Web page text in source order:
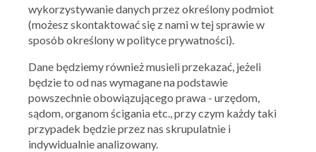
McGregor
Do -50% na wyprzedaży
30.12.2015 - 31.01.2016
Skorzystaj z oferty
wykorzystywanie danych przez określony podmiot
(możesz skontaktować się z nami w tej sprawie w
sposób określony w polityce prywatności).
Dane będziemy również musieli przekazać, jeżeli
będzie to od nas wymagane na podstawie
powszechnie obowiązującego prawa - urzędom,
sądom, organom ścigania etc., przy czym każdy taki
przypadek będzie przez nas skrupulatnie i
indywidualnie analizowany.